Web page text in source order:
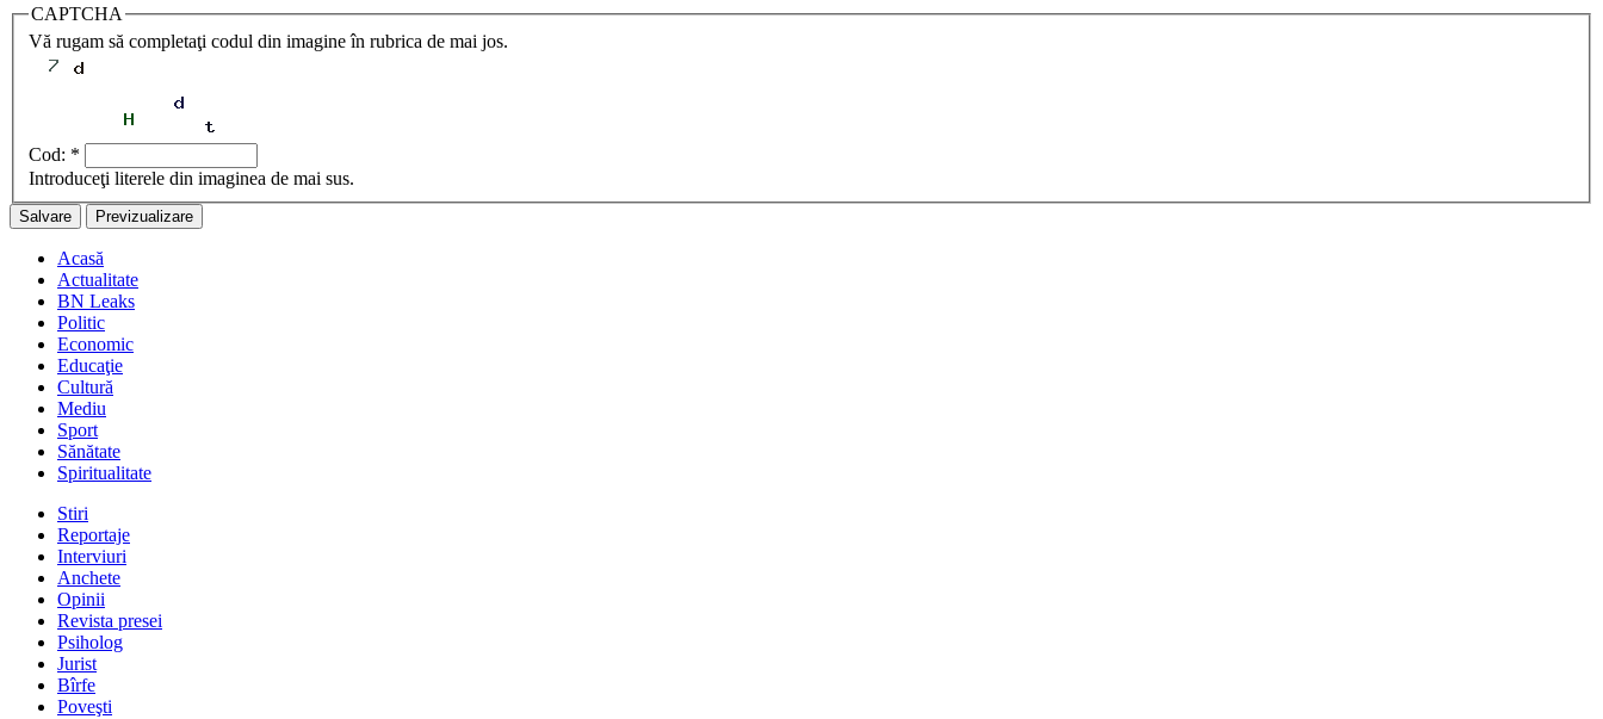
CAPTCHA
Vă rugam să completaţi codul din imagine în rubrica de mai jos.
Cod: *
Introduceţi literele din imaginea de mai sus.
Acasă
Actualitate
BN Leaks
Politic
Economic
Educaţie
Cultură
Mediu
Sport
Sănătate
Spiritualitate
Stiri
Reportaje
Interviuri
Anchete
Opinii
Revista presei
Psiholog
Jurist
Bîrfe
Poveşti